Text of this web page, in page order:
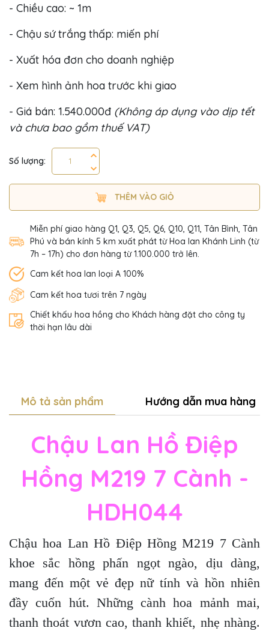
- Chiều cao: ~ 1m
- Chậu sứ trắng thấp: miến phí
- Xuất hóa đơn cho doanh nghiệp
- Xem hình ảnh hoa trước khi giao
- Giá bán: 1.540.000đ (Không áp dụng vào dịp tết
và chưa bao gồm thuế VAT)
Số lượng:
THÊM VÀO GIỎ
Miễn phí giao hàng Q1, Q3, Q5, Q6, Q10, Q11, Tân Bình, Tân
Phú và bán kính 5 km xuất phát từ Hoa lan Khánh Linh (từ
7h – 17h) cho đơn hàng từ 1.100.000 trở lên.
Cam kết hoa lan loại A 100%
Cam kết hoa tươi trên 7 ngày
Chiết khấu hoa hồng cho Khách hàng đặt cho công ty
thời hạn lâu dài
Mô tả sản phẩm Hướng dẫn mua hàng
Chậu Lan Hồ Điệp
Hồng M219 7 Cành -
HDH044
Chậu hoa Lan Hồ ĐiệpHồng M219 7 Cành
khoe sắc hồng phấn ngọt ngào, dịu dàng,
mang đến một vẻ đẹp nữ tính và hồn nhiên
đầy cuốn hút. Những cành hoa mảnh mai,
thanh thoát vươn cao, thanh khiết, nhẹ nhàng.